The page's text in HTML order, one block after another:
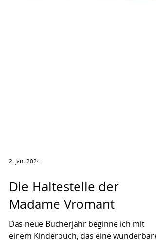
2. Jan. 2024
Die Haltestelle der
Madame Vromant